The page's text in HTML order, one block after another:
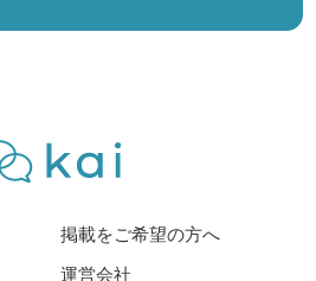
掲載をご希望の方へ
運営会社